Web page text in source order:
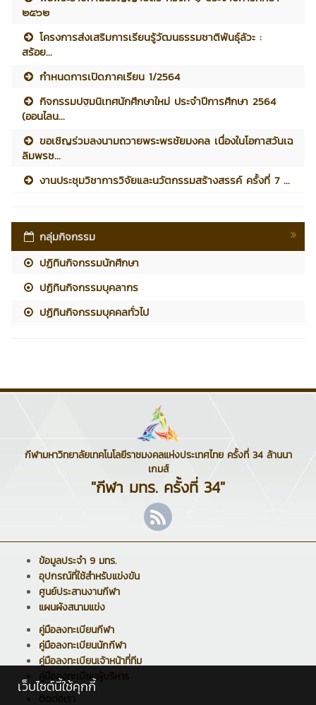
๒๕๖๒
โครงการส่งเสริมการเรียนรู้วัฒนธรรมชาติพันธุ์ลัวะ :
สร้อย...
กำหนดการเปิดภาคเรียน 1/2564
กิจกรรมปฐมนิเทศนักศึกษาใหม่ ประจำปีการศึกษา 2564
(ออนไลน...
ขอเชิญร่วมลงนามถวายพระพรชัยมงคล เนื่องในโอกาสวันเฉ
ลิมพรช...
งานประชุมวิชาการวิจัยและนวัตกรรมสร้างสรรค์ ครั้งที่ 7 ...
กลุ่มกิจกรรม
ปฏิทินกิจกรรมนักศึกษา
ปฏิทินกิจกรรมบุคลากร
ปฏิทินกิจกรรมบุคคลทั่วไป
กีฬามหาวิทยาลัยเทคโนโลยีราชมงคลแห่งประเทศไทย ครั้งที่ 34 ล้านนา
เกมส์
"กีฬา มทร. ครั้งที่ 34"
ข้อมูลประจำ 9 มทร.
อุปกรณ์ที่ใช้สำหรับแข่งขัน
ศูนย์ประสานงานกีฬา
แผนผังสนามแข่ง
คู่มือลงทะเบียนกีฬา
คู่มือลงทะเบียนนักกีฬา
คู่มือลงทะเบียนเจ้าหน้าที่ทีม
คู่มือลงทะเบียนผู้บริหาร
ติดต่อเรา
เว็บไซต์นี้ใช้คุกกี้